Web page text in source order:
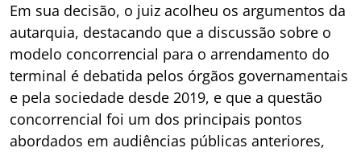
Em sua decisão, o juiz acolheu os argumentos da
autarquia, destacando que a discussão sobre o
modelo concorrencial para o arrendamento do
terminal é debatida pelos órgãos governamentais
e pela sociedade desde 2019, e que a questão
concorrencial foi um dos principais pontos
abordados em audiências públicas anteriores,